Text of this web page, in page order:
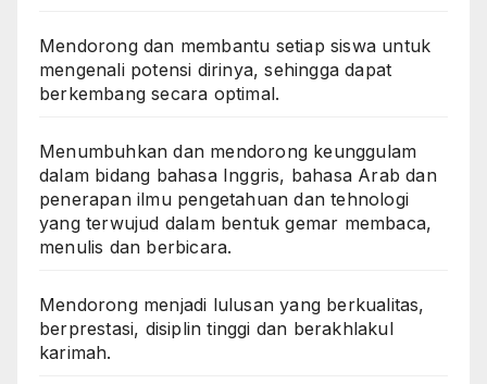
Mendorong dan membantu setiap siswa untuk
mengenali potensi dirinya, sehingga dapat
berkembang secara optimal.
Menumbuhkan dan mendorong keunggulam
dalam bidang bahasa Inggris, bahasa Arab dan
penerapan ilmu pengetahuan dan tehnologi
yang terwujud dalam bentuk gemar membaca,
menulis dan berbicara.
Mendorong menjadi lulusan yang berkualitas,
berprestasi, disiplin tinggi dan berakhlakul
karimah.